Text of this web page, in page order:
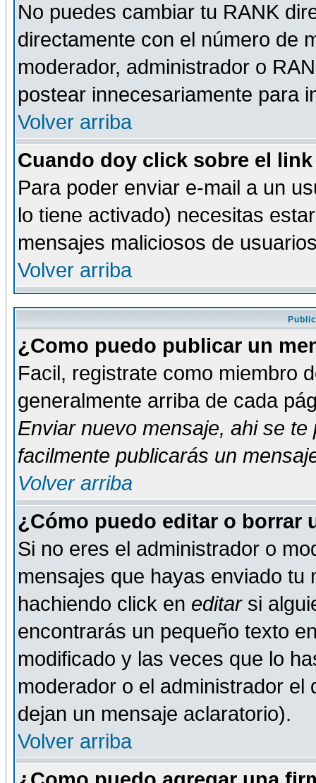
No puedes cambiar tu RANK
directamente con el número de
moderador, administrador o
postear innecesariamente para
Volver arriba
Cuando doy click sobre el
Para poder enviar e-mail a un
lo tiene activado) necesitas
mensajes maliciosos de
Volver arriba
¿Como puedo publicar un
Facil, registrate como miembro
generalmente arriba de cada
Enviar nuevo mensaje, ahi se te
facilmente publicarás un
Volver arriba
¿Cómo puedo editar o borrar
Si no eres el administrador o
mensajes que hayas enviado tu
hachiendo click en editarsi
encontrarás un pequeño texto
modificado y las veces que lo
moderador o el administrador
dejan un mensaje aclaratorio).
Volver arriba